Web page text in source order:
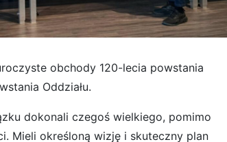
obchody 120-lecia powstania
Oddziału.
dokonali czegoś wielkiego, pomimo
Mieli określoną wizję i skuteczny plan